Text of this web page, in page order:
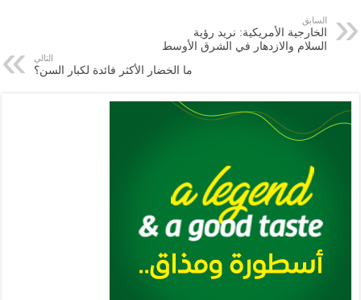
y
Li
k
oo
k
A
p
p
السابق
الخارجية الأمريكية: نريد رؤية
السلام والازدهار في الشرق الأوسط
التالي
ما الخضار الأكثر فائدة لكبار السن؟